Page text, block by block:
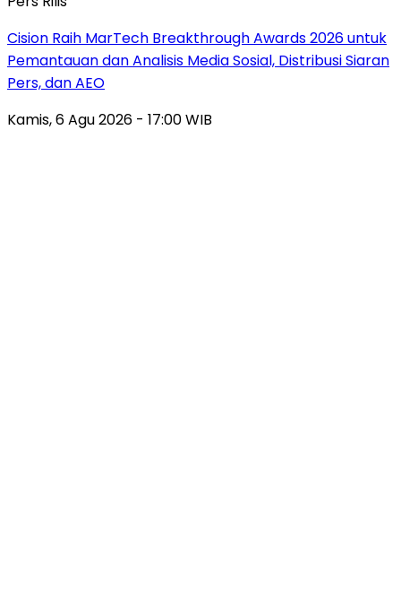
Cision Raih MarTech Breakthrough Awards 2026 untuk
Pemantauan dan Analisis Media Sosial, Distribusi Siaran
Pers, dan AEO
Kamis, 6 Agu 2026 - 17:00 WIB